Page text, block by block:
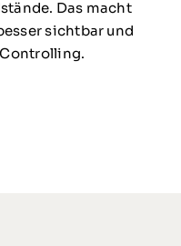
Das macht
sichtbar und